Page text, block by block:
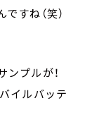
すね（笑）
プルが！
イルバッテ